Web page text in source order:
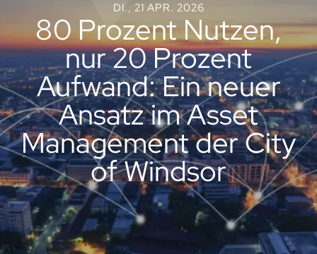
DI., 21 APR. 2026
80 Prozent Nutzen,
nur 20 Prozent
Aufwand: Ein neuer
Ansatz im Asset
Management der City
of Windsor